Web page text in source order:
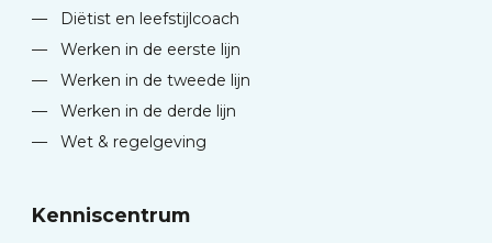
—
Diëtist en leefstijlcoach
—
Werken in de eerste lijn
—
Werken in de tweede lijn
—
Werken in de derde lijn
—
Wet & regelgeving
Kenniscentrum